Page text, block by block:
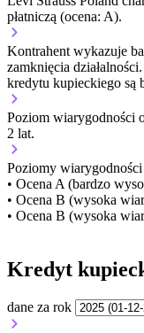
płatniczą (ocena: A).
Kontrahent wykazuje
zamknięcia
kredytu kupieckiego są
Poziom wiarygodności
2 lat.
Poziomy
• Ocena A (bardzo
• Ocena B (wysoka
• Ocena B (wysoka
Kredyt
dane za rok